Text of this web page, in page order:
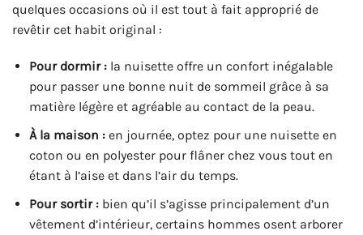
quelques occasions où il est tout à fait approprié de
revêtir cet habit original :
Pour dormir :la nuisette offre un confort inégalable
pour passer une bonne nuit de sommeil grâce à sa
matière légère et agréable au contact de la peau.
À la maison :en journée, optez pour une nuisette en
coton ou en polyester pour flâner chez vous tout en
étant à l’aise et dans l’air du temps.
Pour sortir :bien qu’il s’agisse principalement d’un
vêtement d’intérieur, certains hommes osent arborer